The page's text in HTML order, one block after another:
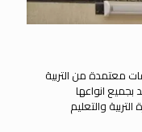
معتمدة من التربية
بجميع انواعها
والتعليم